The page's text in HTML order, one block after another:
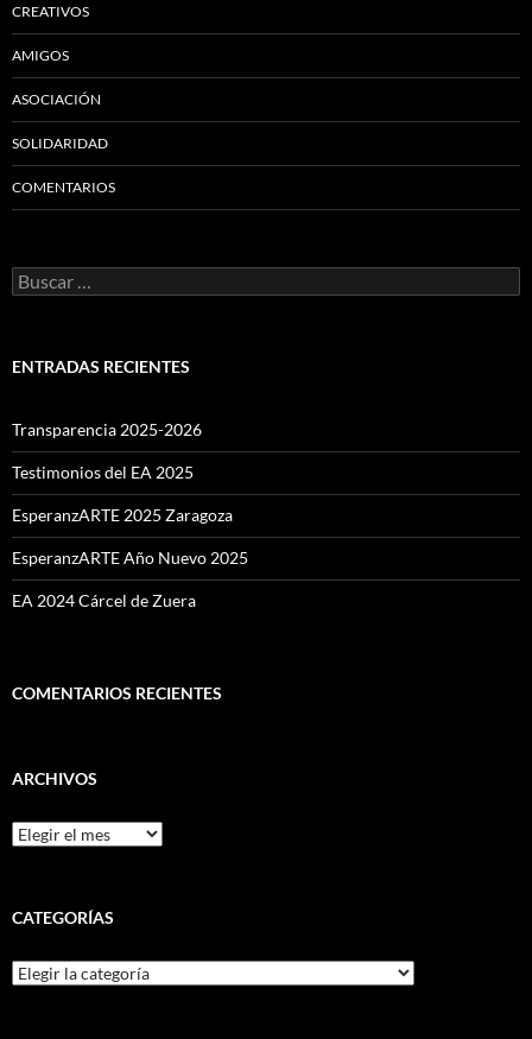
CREATIVOS
AMIGOS
ASOCIACIÓN
SOLIDARIDAD
COMENTARIOS
Buscar:
ENTRADAS RECIENTES
Transparencia 2025-2026
Testimonios del EA 2025
EsperanzARTE 2025 Zaragoza
EsperanzARTE Año Nuevo 2025
EA 2024 Cárcel de Zuera
COMENTARIOS RECIENTES
ARCHIVOS
Archivos
CATEGORÍAS
Categorías